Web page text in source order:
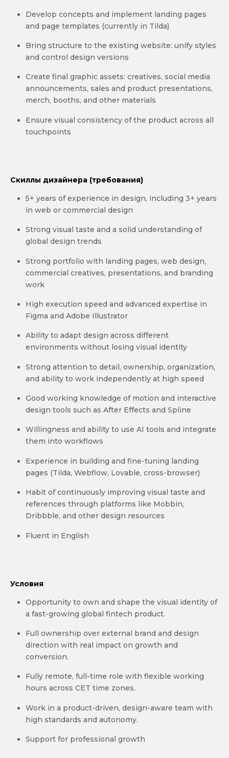
Develop concepts and implement landing pages
and page templates (currently in Tilda)
Bring structure to the existing website: unify styles
and control design versions
Create final graphic assets: creatives, social media
announcements, sales and product presentations,
merch, booths, and other materials
Ensure visual consistency of the product across all
touchpoints
Скиллы дизайнера (требования)
5+ years of experience in design, including 3+ years
in web or commercial design
Strong visual taste and a solid understanding of
global design trends
Strong portfolio with landing pages, web design,
commercial creatives, presentations, and branding
work
High execution speed and advanced expertise in
Figma and Adobe Illustrator
Ability to adapt design across different
environments without losing visual identity
Strong attention to detail, ownership, organization,
and ability to work independently at high speed
Good working knowledge of motion and interactive
design tools such as After Effects and Spline
Willingness and ability to use AI tools and integrate
them into workflows
Experience in building and fine-tuning landing
pages (Tilda, Webflow, Lovable, cross-browser)
Habit of continuously improving visual taste and
references through platforms like Mobbin,
Dribbble, and other design resources
Fluent in English
Условия
Opportunity to own and shape the visual identity of
a fast-growing global fintech product.
Full ownership over external brand and design
direction with real impact on growth and
conversion.
Fully remote, full-time role with flexible working
hours across CET time zones.
Work in a product-driven, design-aware team with
high standards and autonomy.
Support for professional growth